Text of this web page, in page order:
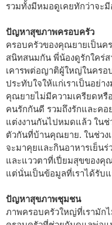
รวมทั้งมีหมอดูเคยทักว่าจะ
ปัญหาสุขภาพครอบครัว
ครอบครัวของคุณยายเป็น
สนิทสนมกัน พี่น้องดูรักใคร่
เคารพต่อญาติผู้ใหญ่ในครอ
ประทับใจให้แก่เราเป็นอย่า
คุณยายไม่มีความเครียดหรื
คนรักกันดี รวมถึงรักและค
แต่งงานกันไปหมดแล้ว ในช่
ตัวกันที่บ้านคุณยาย. ในช่วง
จะมาคุยและกินอาหารเย็น
และแววตาที่เปี่ยมสุขของ
แต่นั่นเป็นข้อมูลที่เราได้รับ
ปัญหาสุขภาพชุมชน
ภาพครอบครัวใหญ่ที่เรามัก